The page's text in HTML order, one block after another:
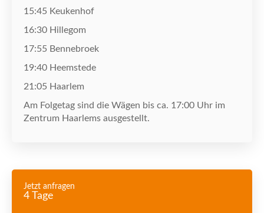
15:45 Keukenhof
16:30 Hillegom
1 7:55 Bennebroek
19:40 Heemstede
21 :05 Haarlem
Am Folgetag sind die Wägen bis ca. 17:00 Uhr im
Zentrum Haarlems ausgestellt.
Jetzt anfragen
4 Tage